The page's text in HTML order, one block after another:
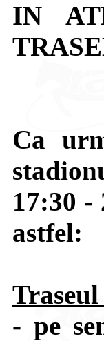
IN
Ca
17:30 -
astfel:
- pe